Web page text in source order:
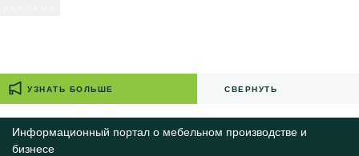
УЗНАТЬ БОЛЬШЕ СВЕРНУТЬ
Информационный портал о мебельном производстве и
бизнесе